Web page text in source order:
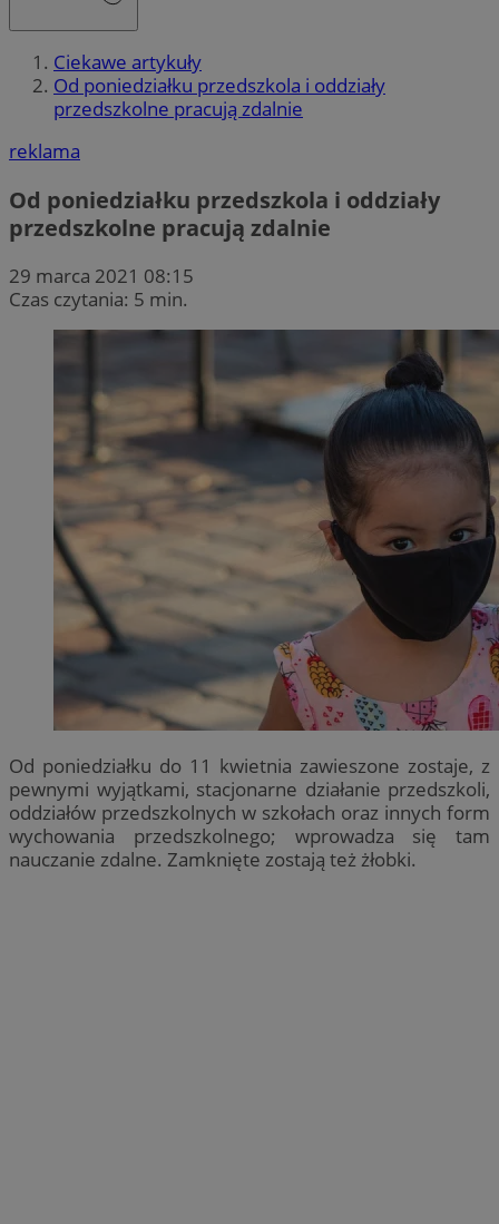
Ciekawe artykuły
Od poniedziałku przedszkola i oddziały
przedszkolne pracują zdalnie
reklama
Od poniedziałku przedszkola i oddziały
przedszkolne pracują zdalnie
29 marca 2021 08:15
Czas czytania: 5 min.
Od poniedziałku do 11 kwietnia zawieszone zostaje, z
pewnymi wyjątkami, stacjonarne działanie przedszkoli,
oddziałów przedszkolnych w szkołach oraz innych form
wychowania przedszkolnego; wprowadza się tam
nauczanie zdalne. Zamknięte zostają też żłobki.